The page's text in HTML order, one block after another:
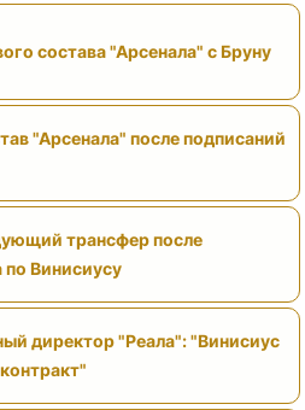
состава "Арсенала" с Бруну
"Арсенала" после подписаний
трансфер после
по Винисиусу
директор "Реала": "Винисиус